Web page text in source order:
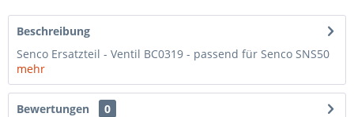
Beschreibung
Senco Ersatzteil - Ventil BC0319 - passend für Senco SNS50
mehr
Bewertungen
0